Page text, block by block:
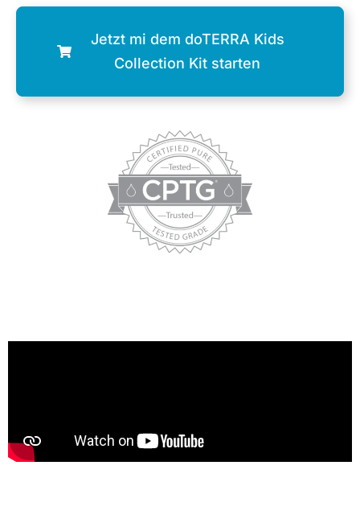
Jetzt mi dem doTERRA Kids
Collection Kit starten